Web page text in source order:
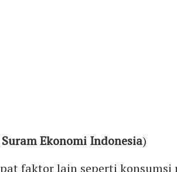
Ekonomi Indonesia)
faktor lain seperti konsumsi